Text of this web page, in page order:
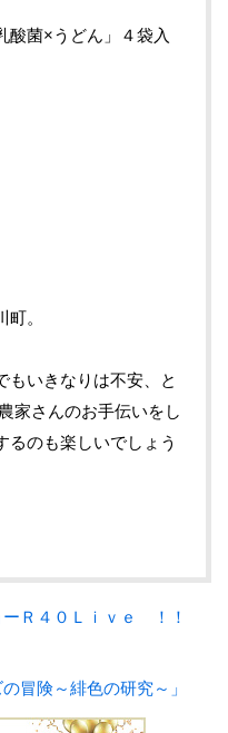
酸菌×うどん」４袋入
。
もいきなりは不安、と
農家さんのお手伝いをし
るのも楽しいでしょう
Ｒ４０Ｌｉｖｅ ！！
冒険～緋色の研究～」